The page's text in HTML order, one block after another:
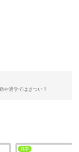
や通学ではきつい？
雑学